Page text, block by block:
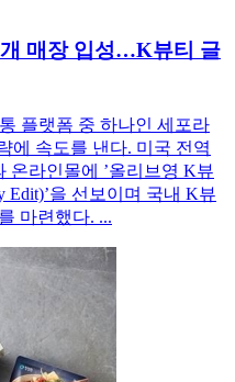
매장 입성…K뷰티 글
플랫폼 중 하나인 세포라
에 속도를 낸다. 미국 전역
온라인몰에 ’올리브영 K뷰
Edit)’을 선보이며 국내 K뷰
마련했다. ...